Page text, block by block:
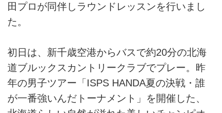
田プロが同伴しラウンドレッスンを行いまし
た。
初日は、新千歳空港からバスで約20分の北海
道ブルックスカントリークラブでプレー。昨
年の男子ツアー「ISPS HANDA夏の決戦・誰
が一番強いんだトーナメント」を開催した、